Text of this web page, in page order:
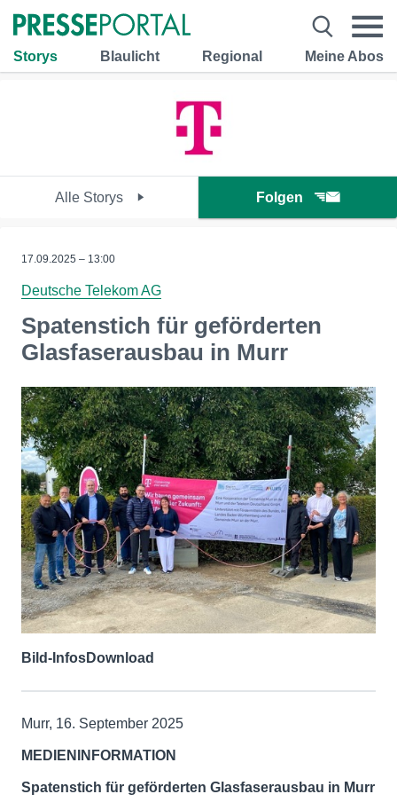
Storys Blaulicht Regional Meine Abos
Alle Storys Folgen
17.09.2025 – 13:00
Deutsche Telekom AG
Spatenstich für geförderten
Glasfaserausbau in Murr
Bild-InfosDownload
Murr, 16. September 2025
MEDIENINFORMATION
Spatenstich für geförderten Glasfaserausbau in Murr